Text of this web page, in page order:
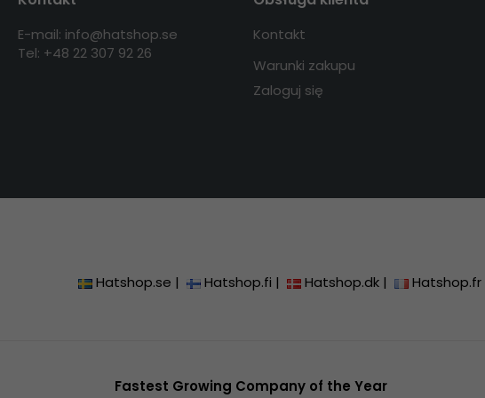
E-mail: info@hatshop.se
Tel: +48 22 307 92 26
Kontakt
Warunki zakupu
Zaloguj się
Hatshop.se | Hatshop.fi | Hatshop.dk | Hatshop.fr
Fastest Growing Company of the Year